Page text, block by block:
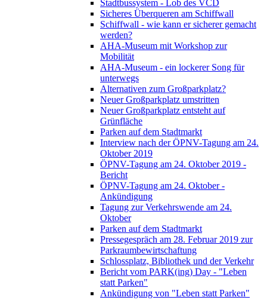
Stadtbussystem - Lob des VCD
Sicheres Überqueren am Schiffwall
Schiffwall - wie kann er sicherer gemacht
werden?
AHA-Museum mit Workshop zur
Mobilität
AHA-Museum - ein lockerer Song für
unterwegs
Alternativen zum Großparkplatz?
Neuer Großparkplatz umstritten
Neuer Großparkplatz entsteht auf
Grünfläche
Parken auf dem Stadtmarkt
Interview nach der ÖPNV-Tagung am 24.
Oktober 2019
ÖPNV-Tagung am 24. Oktober 2019 -
Bericht
ÖPNV-Tagung am 24. Oktober -
Ankündigung
Tagung zur Verkehrswende am 24.
Oktober
Parken auf dem Stadtmarkt
Pressegespräch am 28. Februar 2019 zur
Parkraumbewirtschaftung
Schlossplatz, Bibliothek und der Verkehr
Bericht vom PARK(ing) Day - "Leben
statt Parken"
Ankündigung von "Leben statt Parken"